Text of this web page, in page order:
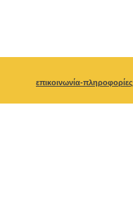
επικοινωνία-πληροφορίες